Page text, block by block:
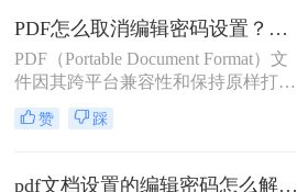
作。本文将详细介绍pdf文件编辑加密
怎么解除，以便用户能够自由编辑和
使用这些文件。
PDF怎么取消编辑密码设置？这二个pdf解密方法一定要码住！
PDF（Portable Document Format）文
件因其跨平台兼容性和保持原样打印
的特性，在日常生活和工作中得到了
广泛应用。然而，为了保护PDF文件
文件设置编辑密码。但在某些情况
赞 踩
pdf文档设置的编辑密码怎么解除？这二个解密方法非常简单！